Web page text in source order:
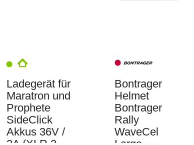
Ladegerät für
Maratron und
Prophete
SideClick
Akkus 36V /
Bontrager
Helmet
Bontrager
Rally
WaveCel